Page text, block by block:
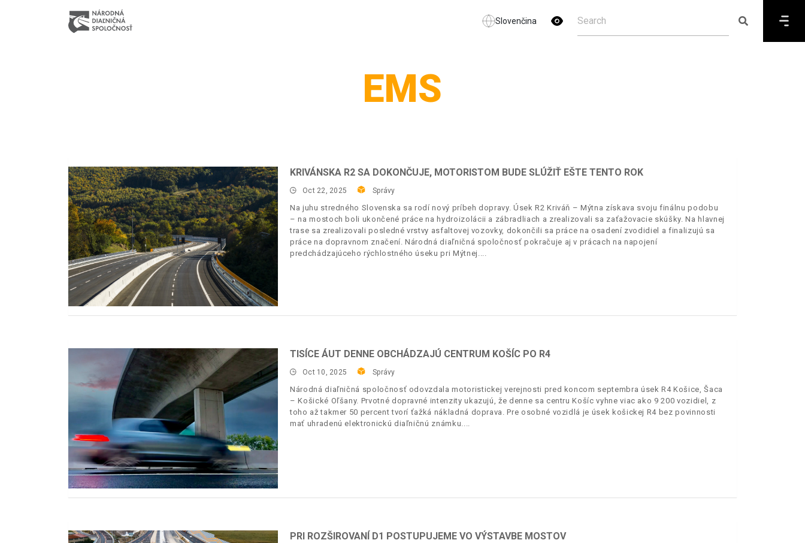
Slovenčina
EMS
KRIVÁNSKA R2 SA DOKONČUJE, MOTORISTOM BUDE SLÚŽIŤ EŠTE TENTO ROK
Oct 22, 2025 Správy
Na juhu stredného Slovenska sa rodí nový príbeh dopravy. Úsek R2 Kriváň – Mýtna získava svoju finálnu podobu
– na mostoch boli ukončené práce na hydroizolácii a zábradliach a zrealizovali sa zaťažovacie skúšky. Na hlavnej
trase sa zrealizovali posledné vrstvy asfaltovej vozovky, dokončili sa práce na osadení zvodidiel a finalizujú sa
práce na dopravnom značení. Národná diaľničná spoločnosť pokračuje aj v prácach na napojení
predchádzajúceho rýchlostného úseku pri Mýtnej.
TISÍCE ÁUT DENNE OBCHÁDZAJÚ CENTRUM KOŠÍC PO R4
Oct 10, 2025 Správy
Národná diaľničná spoločnosť odovzdala motoristickej verejnosti pred koncom septembra úsek R4 Košice, Šaca
– Košické Oľšany. Prvotné dopravné intenzity ukazujú, že denne sa centru Košíc vyhne viac ako 9 200 vozidiel, z
toho až takmer 50 percent tvorí ťažká nákladná doprava. Pre osobné vozidlá je úsek košickej R4 bez povinnosti
mať uhradenú elektronickú diaľničnú známku.
PRI ROZŠIROVANÍ D1 POSTUPUJEME VO VÝSTAVBE MOSTOV